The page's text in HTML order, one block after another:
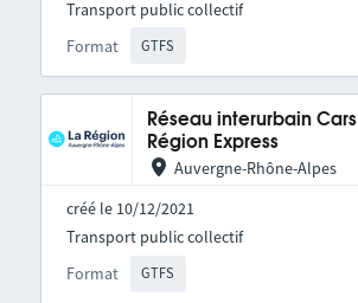
Format GTFS
Transport public collectif
Réseau interurbain Cars
Région Express
Auvergne-Rhône-Alpes
créé le 10/12/2021
Format GTFS
Transport public collectif